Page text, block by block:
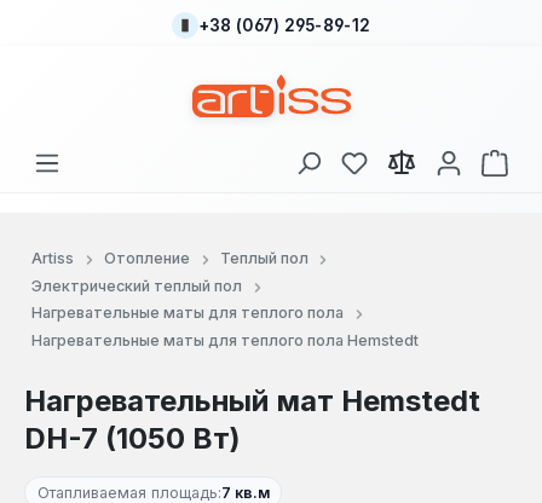
Перейти к основному содержанию
+38 (067) 295-89-12
У вас есть товары
В
Artiss Отопление
Теплый пол
Электрический теплый пол
Нагревательные маты для теплого пола
Нагревательные маты для теплого пола Hemstedt
Нагревательный мат Hemstedt
DH-7 (1050 Вт)
Отапливаемая площадь:7 кв.м